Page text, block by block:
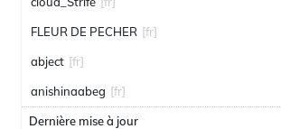
FLEUR DE PECHER [fr]
abject [fr]
anishinaabeg [fr]
Dernière mise à jour